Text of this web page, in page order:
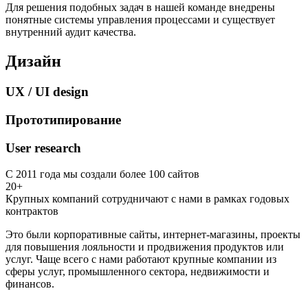
Для решения подобных задач в нашей команде внедрены
понятные системы управления процессами и существует
внутренний аудит качества.
Дизайн
UX / UI design
Прототипирование
User research
С 2011 года мы создали более 100 сайтов
20+
Крупных компаний сотрудничают с нами в рамках годовых
контрактов
Это были корпоративные сайты, интернет-магазины, проекты
для повышения лояльности и продвижения продуктов или
услуг. Чаще всего с нами работают крупные компании из
сферы услуг, промышленного сектора, недвижимости и
финансов.